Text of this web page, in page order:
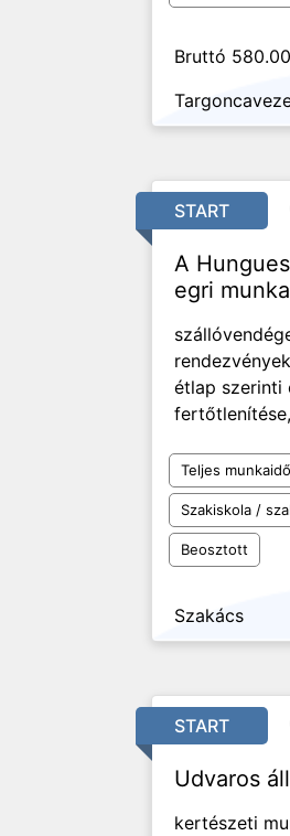
Bruttó
START
A
egri
étlap szerinti
Teljes
Szakiskola /
Beosztott
Szakács
START
Udvaros
kertészeti